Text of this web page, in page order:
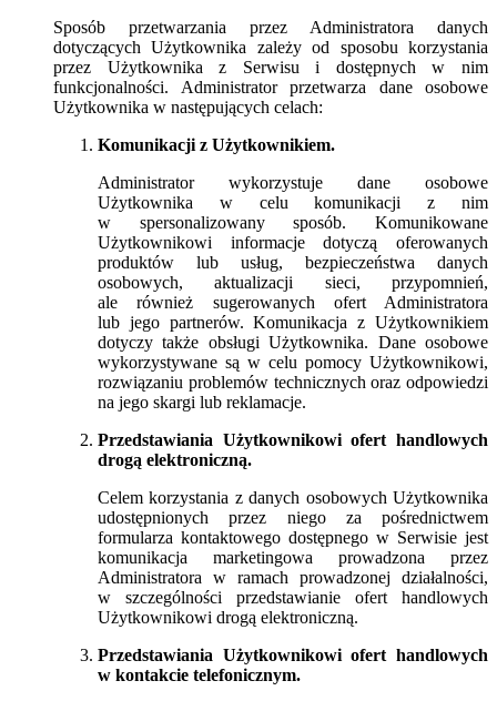
Sposób przetwarzania przez Administratora danych
dotyczących Użytkownika zależy od sposobu korzystania
przez Użytkownika z Serwisu i dostępnych w nim
funkcjonalności. Administrator przetwarza dane osobowe
Użytkownika w następujących celach:
Komunikacji z Użytkownikiem.
Administrator wykorzystuje dane osobowe
Użytkownika w celu komunikacji z nim
w spersonalizowany sposób. Komunikowane
Użytkownikowi informacje dotyczą oferowanych
produktów lub usług, bezpieczeństwa danych
osobowych, aktualizacji sieci, przypomnień,
ale również sugerowanych ofert Administratora
lub jego partnerów. Komunikacja z Użytkownikiem
dotyczy także obsługi Użytkownika. Dane osobowe
wykorzystywane są w celu pomocy Użytkownikowi,
rozwiązaniu problemów technicznych oraz odpowiedzi
na jego skargi lub reklamacje.
Przedstawiania Użytkownikowi ofert handlowych
drogą elektroniczną.
Celem korzystania z danych osobowych Użytkownika
udostępnionych przez niego za pośrednictwem
formularza kontaktowego dostępnego w Serwisie jest
komunikacja marketingowa prowadzona przez
Administratora w ramach prowadzonej działalności,
w szczególności przedstawianie ofert handlowych
Użytkownikowi drogą elektroniczną.
Przedstawiania Użytkownikowi ofert handlowych
w kontakcie telefonicznym.